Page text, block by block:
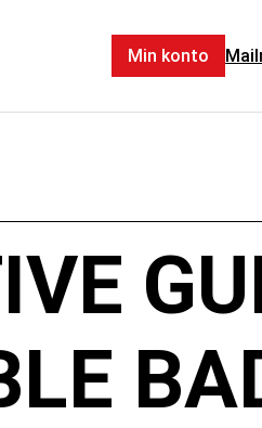
Min konto